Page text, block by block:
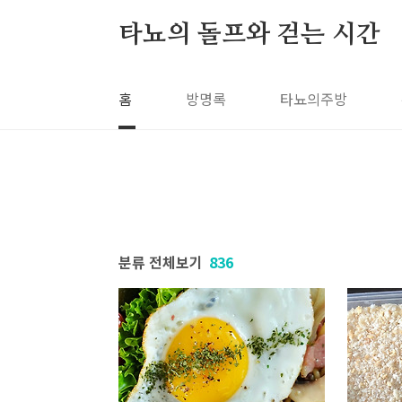
타뇨의 돌프와 걷는 시간
홈 방명록 타뇨의주방
분류 전체보기 836